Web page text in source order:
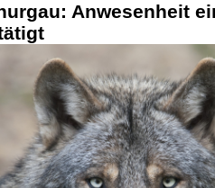
Anwesenheit